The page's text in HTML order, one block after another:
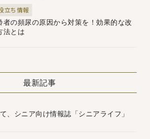
立ち情報
者の頻尿の原因から対策を！効果的な改
法とは
最新記事
、シニア向け情報誌「シニアライフ」